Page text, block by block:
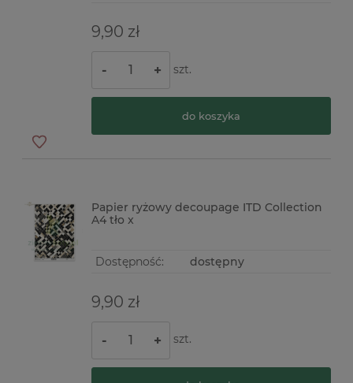
9,90 zł
- + szt.
do koszyka
Papier ryżowy decoupage ITD Collection
A4 tło x
Dostępność: dostępny
9,90 zł
- + szt.